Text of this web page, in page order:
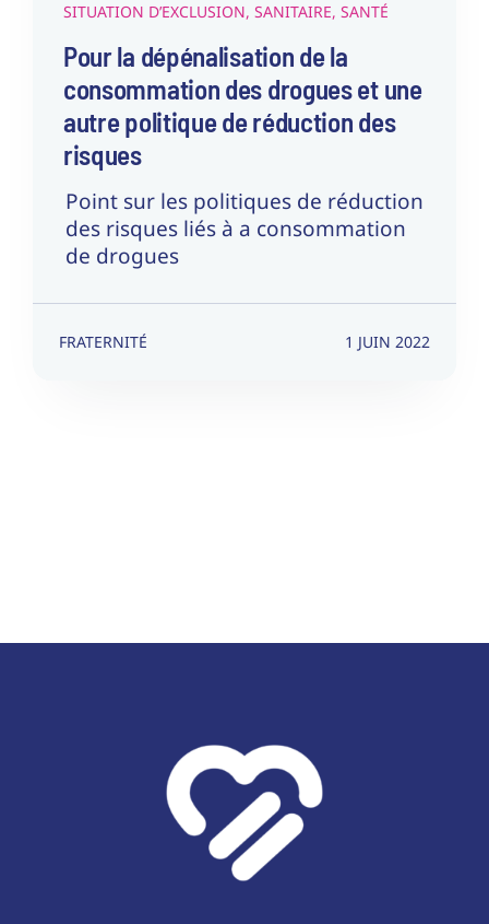
SITUATION D’EXCLUSION, SANITAIRE, SANTÉ
Pour la dépénalisation de la
consommation des drogues et une
autre politique de réduction des
risques
Point sur les politiques de réduction
des risques liés à a consommation
de drogues
FRATERNITÉ 1 JUIN 2022